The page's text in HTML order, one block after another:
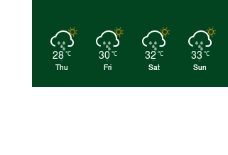
28℃
Thu
30 ℃
Fri
32 ℃
Sat
33 ℃
Sun